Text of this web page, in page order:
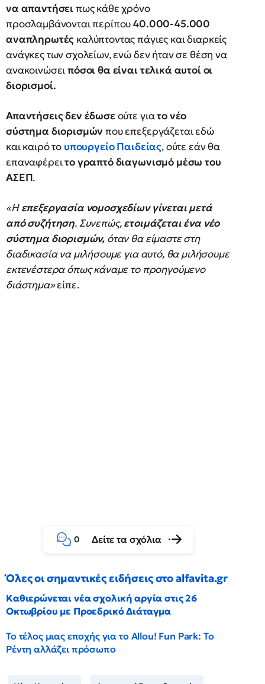
να απαντήσειπως κάθε χρόνο
προσλαμβάνονται περίπου40.000-45.000
αναπληρωτές καλύπτοντας πάγιες και διαρκείς
ανάγκες των σχολείων,ενώ δεν ήταν σε θέση να
ανακοινώσειπόσοι θα είναι τελικά αυτοί οι
διορισμοί.
Απαντήσεις δεν έδωσεούτε γιατο νέο
σύστημα διορισμών που επεξεργάζεται εδώ
και καιρό το υπουργείο Παιδείας, ούτε εάν θα
επαναφέρειτο γραπτό διαγωνισμό μέσω του
ΑΣΕΠ.
«Ηεπεξεργασία νομοσχεδίων γίνεται μετά
από συζήτηση. Συνεπώς,ετοιμάζεται ένα νέο
σύστημα διορισμών, όταν θα είμαστε στη
διαδικασία να μιλήσουμε για αυτό, θα μιλήσουμε
εκτενέστερα όπως κάναμε το προηγούμενο
διάστημα»είπε.
0 Δείτε τα σχόλια
Όλες οι σημαντικές ειδήσεις στο alfavita.gr
Καθιερώνεται νέα σχολική αργία στις 26
Οκτωβρίου με Προεδρικό Διάταγμα
Το τέλος μιας εποχής για το Allou! Fun Park: Το
Ρέντη αλλάζει πρόσωπο